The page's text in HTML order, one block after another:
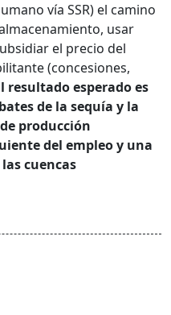
vía SSR) el camino
usar
el precio del
(concesiones,
resultado esperado es
de la sequía y la
producción
del empleo y una
cuencas